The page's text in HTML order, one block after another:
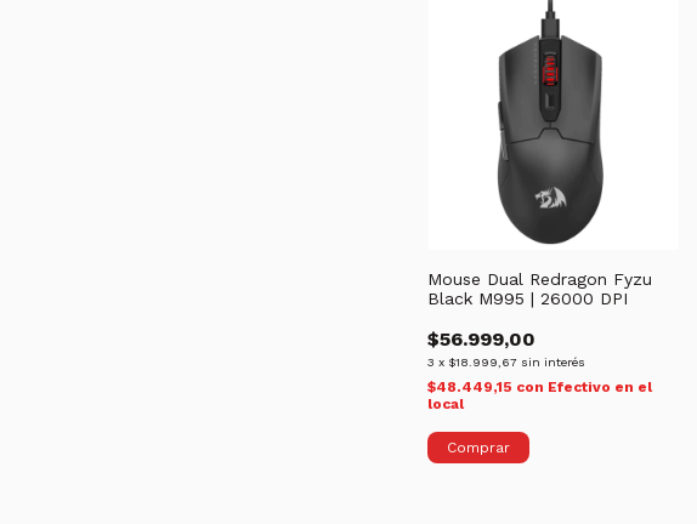
Mouse Dual Redragon Fyzu
Black M995 | 26000 DPI
$56.999,00
3 x $18.999,67 sin interés
$48.449,15 con Efectivo en el
local